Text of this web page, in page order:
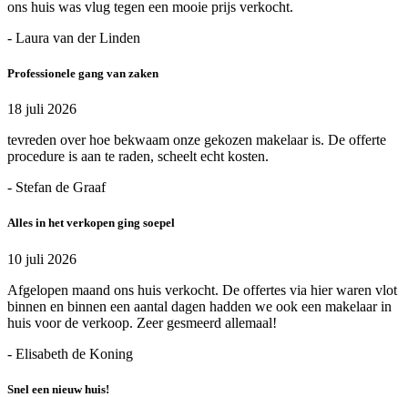
ons huis was vlug tegen een mooie prijs verkocht.
- Laura van der Linden
Professionele gang van zaken
18 juli 2026
tevreden over hoe bekwaam onze gekozen makelaar is. De offerte
procedure is aan te raden, scheelt echt kosten.
- Stefan de Graaf
Alles in het verkopen ging soepel
10 juli 2026
Afgelopen maand ons huis verkocht. De offertes via hier waren vlot
binnen en binnen een aantal dagen hadden we ook een makelaar in
huis voor de verkoop. Zeer gesmeerd allemaal!
- Elisabeth de Koning
Snel een nieuw huis!